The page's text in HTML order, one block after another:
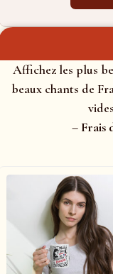
Affichez les plus
beaux chants de
– Frais